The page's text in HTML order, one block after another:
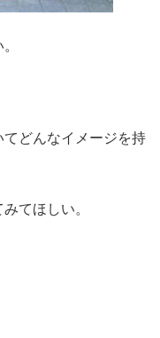
どんなイメージを持
てほしい。